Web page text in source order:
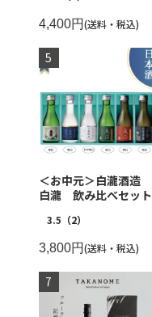
4,400円(送料・税込)
＜お中元＞白瀧酒造
白瀧 飲み比べセット
3.5 （2）
3,800円(送料・税込)